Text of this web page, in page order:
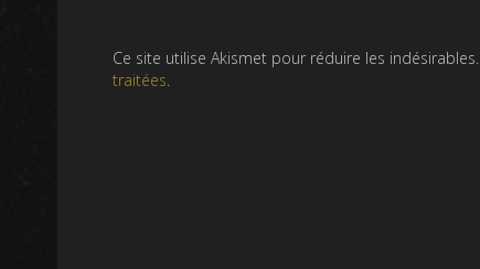
Ce site utilise Akismet pour réduire les indésirables.
traitées.